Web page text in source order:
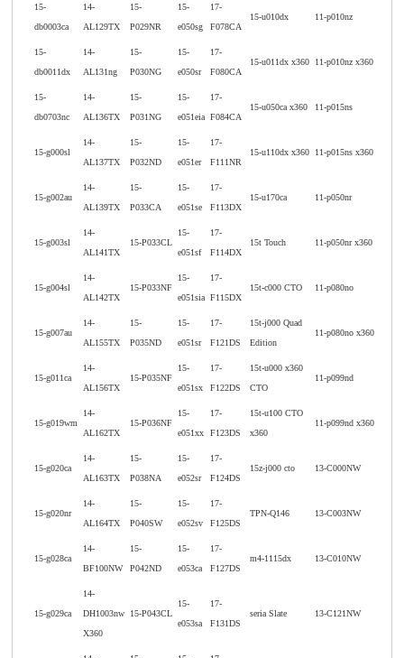
15-
db0003ca
14-
AL129TX
15-
P029NR
15-
e050sg
17-
F078CA
15-u010dx 11-p010nz
15-
db0011dx
14-
AL131ng
15-
P030NG
15-
e050sr
17-
F080CA
15-u011dx x360 11-p010nz x360
15-
db0703nc
14-
AL136TX
15-
P031NG
15-
e051eia
17-
F084CA
15-u050ca x360 11-p015ns
15-g000sl
14-
AL137TX
15-
P032ND
15-
e051er
17-
F111NR
15-u110dx x360 11-p015ns x360
15-g002au
14-
AL139TX
15-
P033CA
15-
e051se
17-
F113DX
15-u170ca 11-p050nr
15-g003sl
14-
AL141TX
15-P033CL
15-
e051sf
17-
F114DX
15t Touch 11-p050nr x360
15-g004sl
14-
AL142TX
15-P033NF
15-
e051sia
17-
F115DX
15t-c000 CTO 11-p080no
15-g007au
14-
AL155TX
15-
P035ND
15-
e051sr
17-
F121DS
15t-j000 Quad
Edition
11-p080no x360
15-g011ca
14-
AL156TX
15-P035NF
15-
e051sx
17-
F122DS
15t-u000 x360
CTO
11-p099nd
15-g019wm
14-
AL162TX
15-P036NF
15-
e051xx
17-
F123DS
15t-u100 CTO
x360
11-p099nd x360
15-g020ca
14-
AL163TX
15-
P038NA
15-
e052sr
17-
F124DS
15z-j000 cto 13-C000NW
15-g020nr
14-
AL164TX
15-
P040SW
15-
e052sv
17-
F125DS
TPN-Q146 13-C003NW
15-g028ca
14-
BF100NW
15-
P042ND
15-
e053ca
17-
F127DS
m4-1115dx 13-C010NW
15-g029ca
14-
DH1003nw
X360
15-P043CL
15-
e053sa
17-
F131DS
seria Slate 13-C121NW